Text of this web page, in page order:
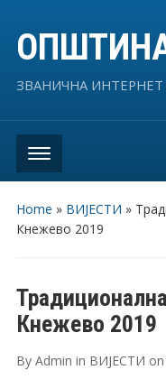
ЗВАНИЧНА ИНТЕРНЕТ
Home » ВИЈЕСТИ »
Кнежево 2019
Кнежево 2019
By Admin in ВИЈЕСТИ on